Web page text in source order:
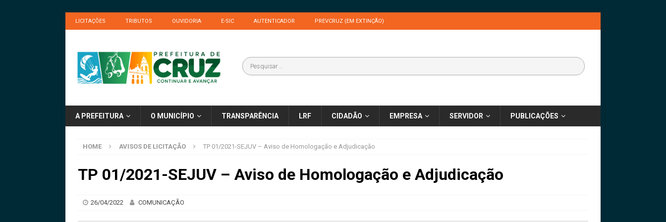
LICITAÇÕES TRIBUTOS OUVIDORIA E-SIC AUTENTICADOR PREVCRUZ (EM EXTINÇÃO)
A PREFEITURA O MUNICÍPIO TRANSPARÊNCIA LRF CIDADÃO EMPRESA SERVIDOR PUBLICAÇÕES
HOME AVISOS DE LICITAÇÃO TP 01/2021-SEJUV – Aviso de Homologação e Adjudicação
TP 01/2021-SEJUV – Aviso de Homologação e Adjudicação
26/04/2022 COMUNICAÇÃO